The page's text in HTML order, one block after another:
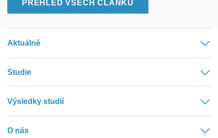
PŘEHLED VŠECH ČLÁNKŮ
Aktuálně
Studie
Výsledky studií
O nás